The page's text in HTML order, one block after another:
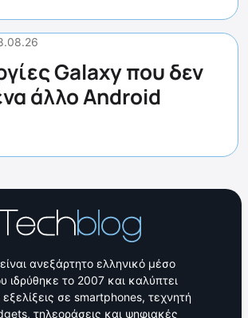
Galaxy που δεν
άλλο Android
ανεξάρτητο ελληνικό μέσο
ιδρύθηκε το 2007 και καλύπτει
εξελίξεις σε smartphones, τεχνητή
τηλεοράσεις και ψηφιακές